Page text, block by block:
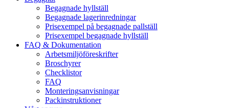
Begagnade hyllställ
Begagnade lagerinredningar
Prisexempel på begagnade pallställ
Prisexempel begagnade hyllställ
FAQ & Dokumentation
Arbetsmiljöföreskrifter
Broschyrer
Checklistor
FAQ
Monteringsanvisningar
Packinstruktioner